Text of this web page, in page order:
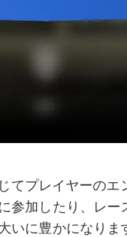
てプレイヤーの
参加したり、レ
いに豊かになり